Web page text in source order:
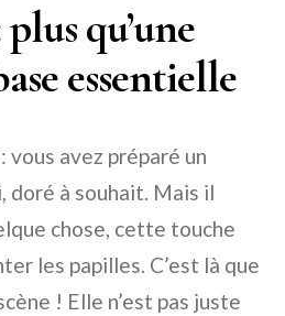
qu’une
essentielle
vous avez préparé un
à souhait. Mais il
chose, cette touche
les papilles. C’est là que
! Elle n’est pas juste